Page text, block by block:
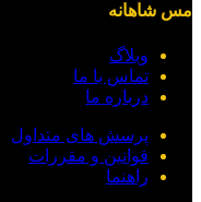
مس شاهانه
وبلاگ
تماس با ما
درباره ما
پرسش های متداول
قوانین و مقررات
راهنما